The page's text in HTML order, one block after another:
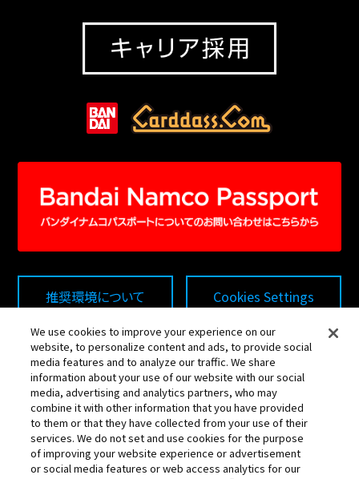
推奨環境について Cookies Settings
プライバシーポリシー
・このwebサイトに記載されているすべての画像・テキスト・
データの無断転用、転載をお断りします。
・開発中につき、本サイトで使用している画像と実際の商品
We use cookies to improve your experience on our
website, to personalize content and ads, to provide social
media features and to analyze our traffic. We share
information about your use of our website with our social
media, advertising and analytics partners, who may
combine it with other information that you have provided
to them or that they have collected from your use of their
services. We do not set and use cookies for the purpose
of improving your website experience or advertisement
or social media features or web access analytics for our